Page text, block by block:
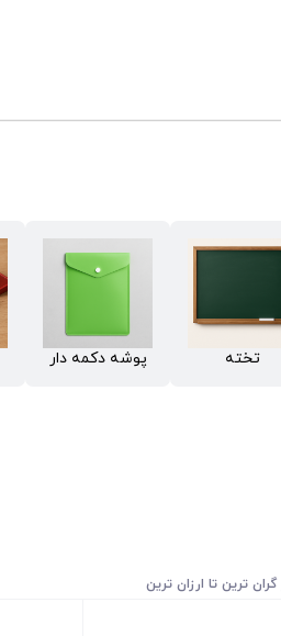
تخته پوشه دکمه دار
ترین تا ارزان ترین